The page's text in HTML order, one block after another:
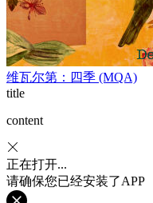
维瓦尔第：四季 (MQA)
title
content
正在打开...
请确保您已经安装了APP